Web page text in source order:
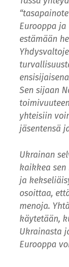
Eurooppa
estämään
Sen sijaan
yhteisiin
jäsentensä
Ukrainan
kaikkea
ja
osoittaa,
menoja.
käytetään,
Ukrainasta
Eurooppa